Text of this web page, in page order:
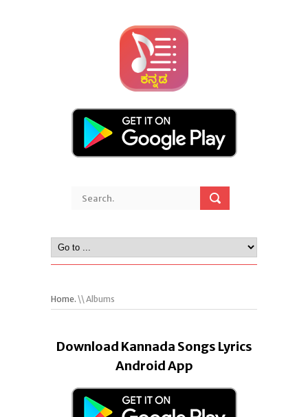
Home. \\ Albums
Download Kannada Songs Lyrics
Android App